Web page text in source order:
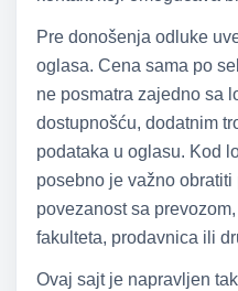
Pre donošenja odluke
oglasa. Cena sama po
ne posmatra zajedno sa
dostupnošću, dodatnim
podataka u oglasu. Kod
posebno je važno
povezanost sa
fakulteta, prodavnica ili
Ovaj sajt je napravljen